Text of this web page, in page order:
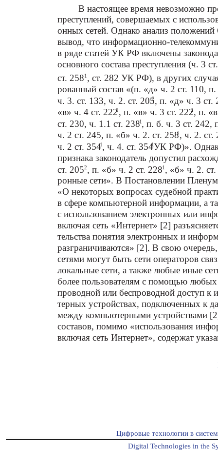
В настоящее время невозможно
преступлений, совершаемых с
онных сетей. Однако анализ
вывод, что информационно-
в ряде статей УК РФ включены
основного состава преступления (ч. 3
ст. 2581 , ст. 282 УК РФ), в других
рованный состав «(п. «д» ч. 2 ст. 110,
ч. 3. ст. 133, ч. 2. ст. 205
2, п. «д» ч. 3 ст.
«в» ч. 4 ст. 2221 , п. «в» ч. 3 ст. 222
2, п.
ст. 230, ч. 1.1 ст. 2381, п. б. ч. 3 ст. 242,
ч. 2 ст. 245, п. «б» ч. 2. ст. 258
1 , ч. 2. ст.
ч. 2 ст. 3541, ч. 4. ст. 3541УК РФ)».
признака законодатель допустил
ст. 2052, п. «б» ч. 2 ст. 2281 , «б» ч. 2.
ронные сети». В Постановлении
«О некоторых вопросах судебной
в сфере компьютерной информации, а
с использованием электронных или
включая сеть «Интернет» [2]
тельства понятия электронных и
разграничиваются» [2]. В свою
сетями могут быть сети операторов
локальные сети, а также любые иные
более пользователям с помощью
проводной или беспроводной доступ
терных устройствах, подключенных к
между компьютерными устройствами
составов, помимо «использования
включая сеть Интернет», содержат
Цифровые технологии в
Digital Technologies in the